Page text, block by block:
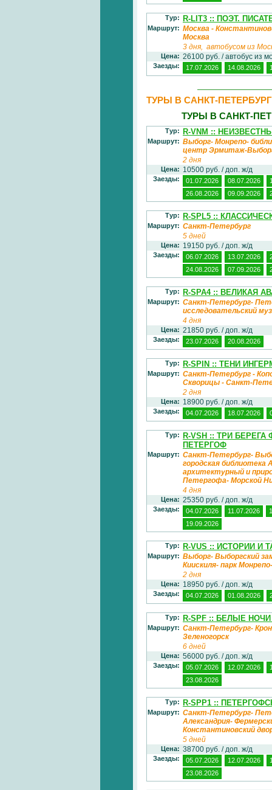
Тур: R-LIT3 :: ПОЭТ.
Маршрут: Москва -
Москва
3 дня, автобусом из
Цена: 26100 руб. / автобус из
Заезды: 17.07.2026 14.08.2026
ТУРЫ В САНКТ-ПЕТЕРБУРГ
ТУРЫ В САНКТ-
Тур: R-VNM ::
Маршрут: Выборг- Монрепо-
центр Эрмитаж-
2 дня
Цена: 10500 руб. / доп. ж/д
Заезды: 01.07.2026 08.07.2026
26.08.2026
09.09.2026
Тур: R-SPL5 ::
Маршрут: Санкт-Петербург
5 дней
Цена: 19150 руб. / доп. ж/д
Заезды: 06.07.2026 13.07.2026
24.08.2026
07.09.2026
Тур: R-SPA4 :: ВЕЛИКАЯ
Маршрут: Санкт-Петербург-
исследовательский
4 дня
Цена: 21850 руб. / доп. ж/д
Заезды: 23.07.2026 20.08.2026
Тур: R-SPIN :: ТЕНИ
Маршрут: Санкт-Петербург -
Скворицы - Санкт-
2 дня
Цена: 18900 руб. / доп. ж/д
Заезды: 04.07.2026 18.07.2026
Тур: R-VSH :: ТРИ
ПЕТЕРГОФ
Маршрут: Санкт-Петербург-
городская
архитектурный и
Петергофа- Морской
4 дня
Цена: 25350 руб. / доп. ж/д
Заезды: 04.07.2026 11.07.2026
19.09.2026
Тур: R-VUS :: ИСТОРИИ И
Маршрут: Выборг- Выборгский
Киискиля- парк
2 дня
Цена: 18950 руб. / доп. ж/д
Заезды: 04.07.2026 01.08.2026
Тур: R-SPF :: БЕЛЫЕ
Маршрут: Санкт-Петербург-
Зеленогорск
6 дней
Цена: 56000 руб. / доп. ж/д
Заезды: 05.07.2026 12.07.2026
23.08.2026
Тур: R-SPP1 ::
Маршрут: Санкт-Петербург-
Александрия-
Константиновский
5 дней
Цена: 38700 руб. / доп. ж/д
Заезды: 05.07.2026 12.07.2026
23.08.2026